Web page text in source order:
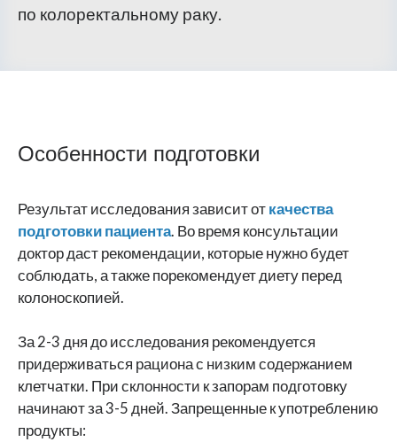
по колоректальному раку.
Особенности подготовки
Результат исследования зависит от качества
подготовки пациента. Во время консультации
доктор даст рекомендации, которые нужно будет
соблюдать, а также порекомендует диету перед
колоноскопией.
За 2-3 дня до исследования рекомендуется
придерживаться рациона с низким содержанием
клетчатки. При склонности к запорам подготовку
начинают за 3-5 дней. Запрещенные к употреблению
продукты: